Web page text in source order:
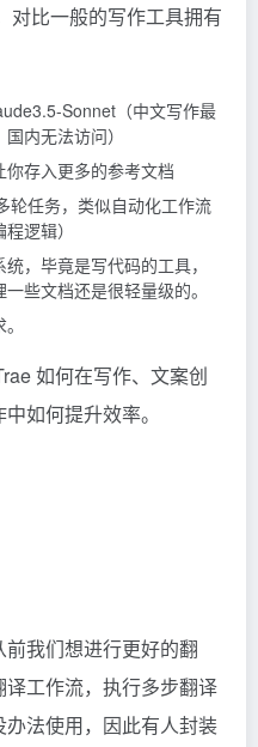
对比一般的写作工具拥有
Sonnet（中文写作最
内无法访问）
存入更多的参考文档
轮任务，类似自动化工作流
逻辑）
，毕竟是写代码的工具，
些文档还是很轻量级的。
如何在写作、文案创
如何提升效率。
我们想进行更好的翻
工作流，执行多步翻译
法使用，因此有人封装